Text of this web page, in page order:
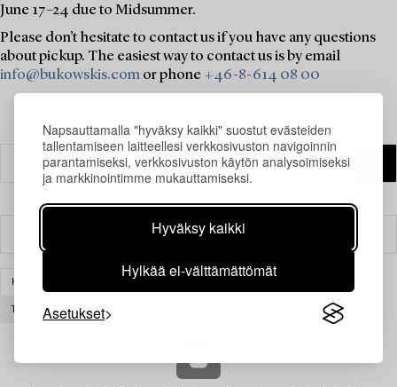
Napsauttamalla "hyväksy kaikki" suostut evästeiden
tallentamiseen laitteellesi verkkosivuston navigoinnin
parantamiseksi, verkkosivuston käytön analysoimiseksi
ja markkinointimme mukauttamiseksi.
Hyväksy kaikki
Hylkää ei-välttämättömät
Asetukset
June 17–24 due to Midsummer.
Please don’t hesitate to contact us if you have any questions
about pickup. The easiest way to contact us is by email
info@bukowskis.com or phone +46-8-614 08 00
Suodatin
KALUSTEET TUOLIT
TYHJENNÄ KAIKKI